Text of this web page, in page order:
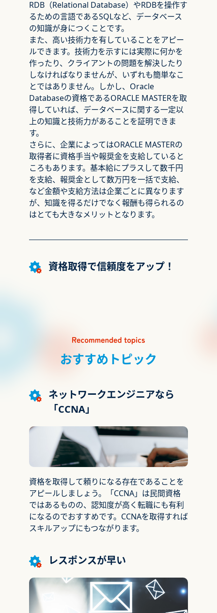
RDB（Relational Database）やRDBを操作す
るための言語であるSQLなど、データベース
の知識が身につくことです。
また、高い技術力を有していることをアピー
ルできます。技術力を示すには実際に何かを
作ったり、クライアントの問題を解決したり
しなければなりませんが、いずれも簡単なこ
とではありません。しかし、Oracle
Databaseの資格であるORACLE MASTERを取
得していれば、データベースに関する一定以
上の知識と技術力があることを証明できま
す。
さらに、企業によってはORACLE MASTERの
取得者に資格手当や報奨金を支給していると
ころもあります。基本給にプラスして数千円
を支給、報奨金として数万円を一括で支給、
など金額や支給方法は企業ごとに異なります
が、知識を得るだけでなく報酬も得られるの
はとても大きなメリットとなります。
資格取得で信頼度をアップ！
おすすめトピック
ネットワークエンジニアなら
「CCNA」
資格を取得して頼りになる存在であることを
アピールしましょう。「CCNA」は民間資格
ではあるものの、認知度が高く転職にも有利
になるのでおすすめです。CCNAを取得すれば
スキルアップにもつながります。
レスポンスが早い